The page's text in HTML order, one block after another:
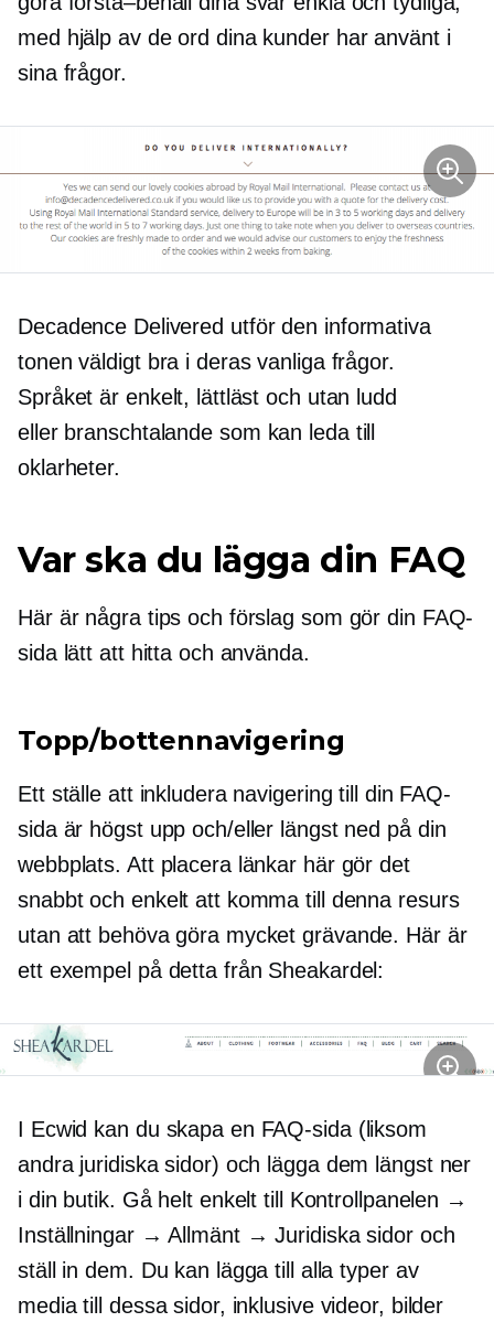
med hjälp av de ord dina kunder har använt i
sina frågor.
Decadence Delivered utför den informativa
tonen väldigt bra i deras vanliga frågor.
Språket är enkelt, lättläst och utan ludd
eller branschtalande som kan leda till
oklarheter.
Var ska du lägga din FAQ
Här är några tips och förslag som gör din FAQ-
sida lätt att hitta och använda.
Topp/bottennavigering
Ett ställe att inkludera navigering till din FAQ-
sida är högst upp och/eller längst ned på din
webbplats. Att placera länkar här gör det
snabbt och enkelt att komma till denna resurs
utan att behöva göra mycket grävande. Här är
ett exempel på detta från Sheakardel:
I Ecwid kan du skapa en FAQ-sida (liksom
andra juridiska sidor) och lägga dem längst ner
i din butik. Gå helt enkelt till Kontrollpanelen →
Inställningar → Allmänt → Juridiska sidor och
ställ in dem. Du kan lägga till alla typer av
media till dessa sidor, inklusive videor, bilder